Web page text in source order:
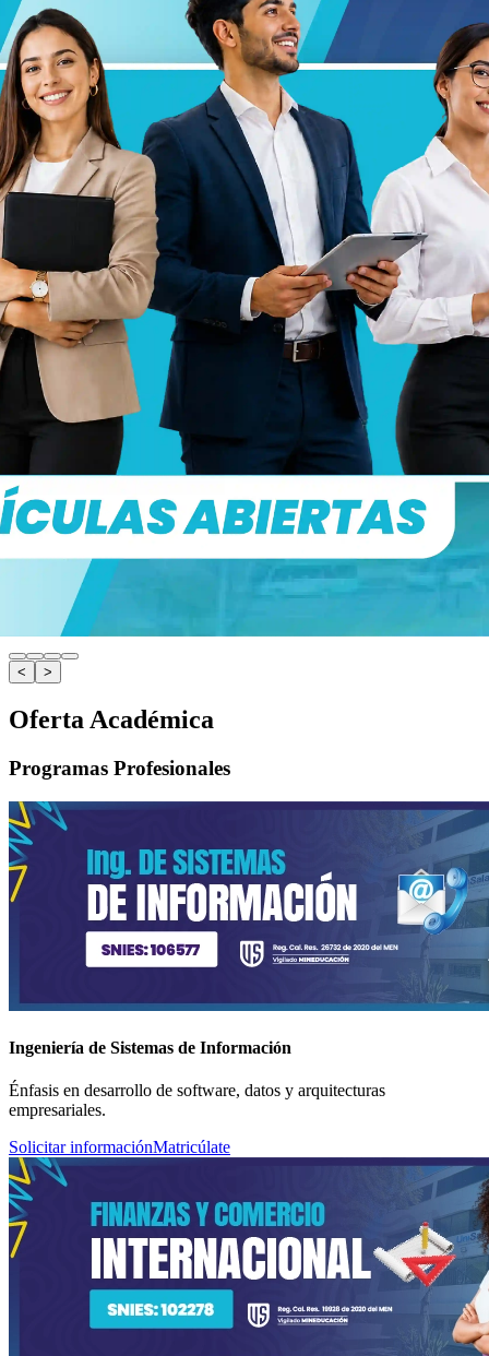
< >
Oferta Académica
Programas Profesionales
Ingeniería de Sistemas de Información
Énfasis en desarrollo de software, datos y arquitecturas
empresariales.
Solicitar informaciónMatricúlate